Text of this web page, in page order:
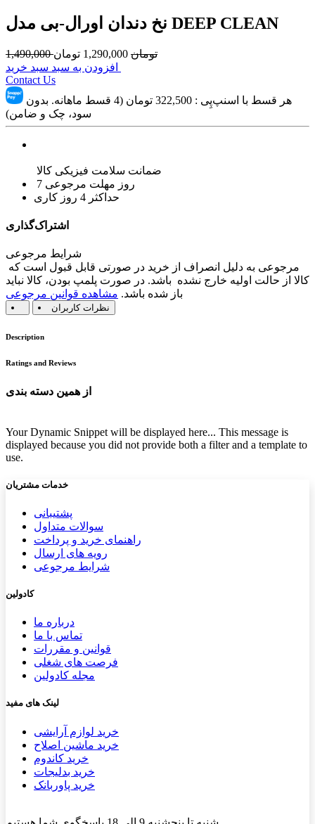
نخ دندان اورال-بی مدل DEEP CLEAN
1,490,000 تومان 1,290,000 تومان
Contact Us
هر قسط با اسنپ‌پِی : 322,500
تومان (4 قسط ماهانه. بدون
سود، چک و ضامن)
ضمانت سلامت فیزیکی کالا
7 روز مهلت مرجوعی
حداکثر 4 روز کاری
اشتراک‌گذاری
شرایط مرجوعی
کالا از حالت اولیه خارج نشده باشد. در صورت پلمپ بودن، کالا نباید
باز شده باشد. مشاهده قوانین مرجوعی
نظرات کاربران
Description
Ratings and Reviews
از همین دسته بندی
Your Dynamic Snippet will be displayed here... This message is
displayed because you did not provide both a filter and a template to
use.
خدمات مشتریان
پشتیب​​انی
سوالات متداول
راهنمای خرید و پرداخت
رویه های ارسال
شرایط مرجوعی
کادولین
درباره ما
تماس با ما
قوانین و مقررات
فرصت های شغلی
مجله کادولین
لینک های مفید
خرید لوازم آرایشی
خرید ماشین اصلاح
خرید کاندوم
خرید بدلیجات
خرید پاوربانک